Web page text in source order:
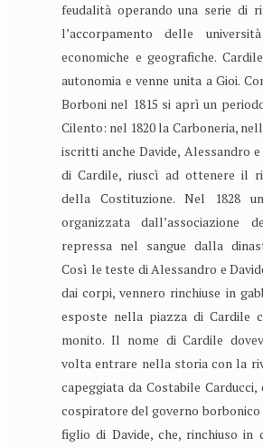
feudalità operando una serie di
l’accorpamento delle
economiche e geografiche.
autonomia e venne unita a Gioi.
Borboni nel 1815 si aprì un
Cilento: nel 1820 la Carboneria,
iscritti anche Davide, Alessandro e
di Cardile, riuscì ad ottenere il
della Costituzione. Nel 1828
organizzata dall’associazione
repressa nel sangue dalla
Così le teste di Alessandro e
dai corpi, vennero rinchiuse in
esposte nella piazza di Cardile
monito. Il nome di Cardile
volta entrare nella storia con la
capeggiata da Costabile Carducci,
cospiratore del governo borbonico
figlio di Davide, che, rinchiuso in